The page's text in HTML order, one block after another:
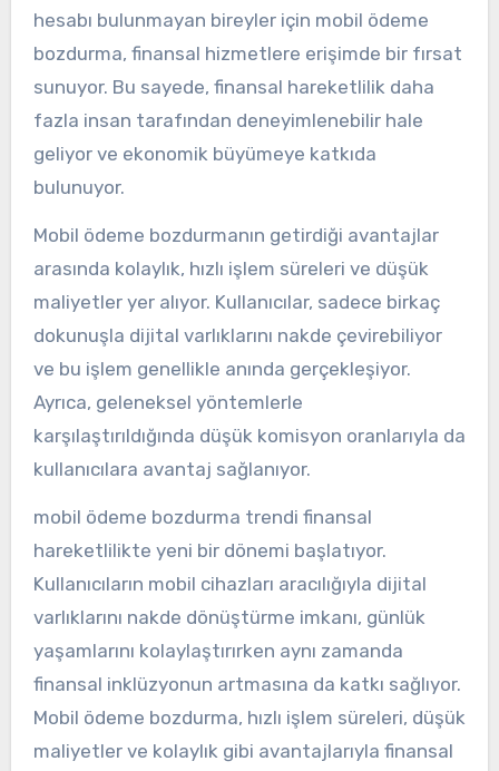
hesabı bulunmayan bireyler için mobil ödeme
bozdurma, finansal hizmetlere erişimde bir fırsat
sunuyor. Bu sayede, finansal hareketlilik daha
fazla insan tarafından deneyimlenebilir hale
geliyor ve ekonomik büyümeye katkıda
bulunuyor.
Mobil ödeme bozdurmanın getirdiği avantajlar
arasında kolaylık, hızlı işlem süreleri ve düşük
maliyetler yer alıyor. Kullanıcılar, sadece birkaç
dokunuşla dijital varlıklarını nakde çevirebiliyor
ve bu işlem genellikle anında gerçekleşiyor.
Ayrıca, geleneksel yöntemlerle
karşılaştırıldığında düşük komisyon oranlarıyla da
kullanıcılara avantaj sağlanıyor.
mobil ödeme bozdurma trendi finansal
hareketlilikte yeni bir dönemi başlatıyor.
Kullanıcıların mobil cihazları aracılığıyla dijital
varlıklarını nakde dönüştürme imkanı, günlük
yaşamlarını kolaylaştırırken aynı zamanda
finansal inklüzyonun artmasına da katkı sağlıyor.
Mobil ödeme bozdurma, hızlı işlem süreleri, düşük
maliyetler ve kolaylık gibi avantajlarıyla finansal